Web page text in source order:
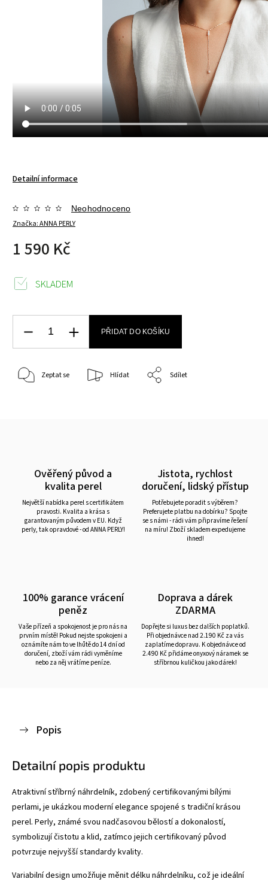
Detailní informace
Značka:ANNA PERLY
Neohodnoceno
1 590 Kč
SKLADEM
PŘIDAT DO KOŠÍKU
Zeptat se Hlídat Sdílet
Ověřený původ a
kvalita perel
Největší nabídka perel s certifikátem
pravosti. Kvalita a krása s
garantovaným původem v EU. Když
perly, tak opravdové - od ANNA PERLY!
Jistota, rychlost
doručení, lidský přístup
Potřebujete poradit s výběrem?
Preferujete platbu na dobírku? Spojte
se s námi - rádi vám připravíme řešení
na míru! Zboží skladem expedujeme
ihned!
100% garance vrácení
peněz
Vaše přízeň a spokojenost je pro nás na
prvním místě! Pokud nejste spokojeni a
oznámíte nám to ve lhůtě do 14 dní od
doručení, zboží vám rádi vyměníme
nebo za něj vrátíme peníze.
Doprava a dárek
ZDARMA
Dopřejte si luxus bez dalších poplatků.
Při objednávce nad 2.190 Kč za vás
zaplatíme dopravu. K objednávce od
2.490 Kč přidáme onyxový náramek se
stříbrnou kuličkou jako dárek!
Popis
Detailní popis produktu
Atraktivní stříbrný náhrdelník, zdobený certifikovanými bílými
perlami, je ukázkou moderní elegance spojené s tradiční krásou
perel. Perly, známé svou nadčasovou bělostí a dokonalostí,
symbolizují čistotu a klid, zatímco jejich certifikovaný původ
potvrzuje nejvyšší standardy kvality.
Variabilní design umožňuje měnit délku náhrdelníku, což je ideální